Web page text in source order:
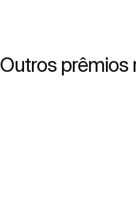
Outros prêmios